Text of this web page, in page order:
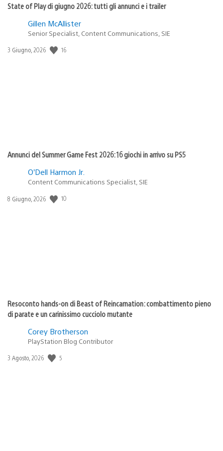
State of Play di giugno 2026: tutti gli annunci e i trailer
Gillen McAllister
Senior Specialist, Content Communications, SIE
Data
3 Giugno, 2026 16
Annunci del Summer Game Fest 2026: 16 giochi in arrivo su PS5
O’Dell Harmon Jr.
Content Communications Specialist, SIE
Data
8 Giugno, 2026 10
Resoconto hands-on di Beast of Reincarnation: combattimento pieno
di parate e un carinissimo cucciolo mutante
Corey Brotherson
PlayStation Blog Contributor
Data
3 Agosto, 2026 5